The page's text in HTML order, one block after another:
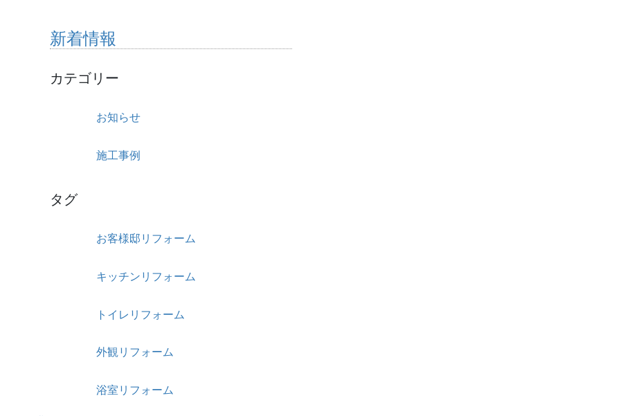
新着情報
カテゴリー
お知らせ
施工事例
タグ
お客様邸リフォーム
キッチンリフォーム
トイレリフォーム
外観リフォーム
浴室リフォーム